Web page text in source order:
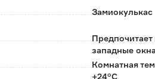
Замиокулькас
западные
Комнатная
+24°C